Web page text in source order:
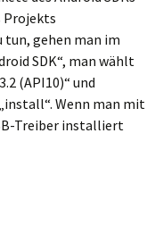
Projekts
tun, gehen man im
SDK“, man wählt
(API10)“ und
Wenn man mit
Treiber installiert